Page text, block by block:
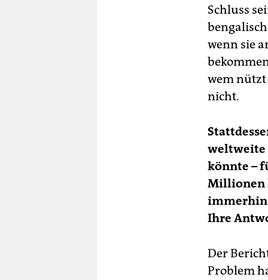
Schluss
wenn sie
wem nützt
nicht.
weltweite
könnte –
Millionen
immerhin
Ihre
Der
Problem